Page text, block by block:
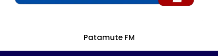
Patamute FM